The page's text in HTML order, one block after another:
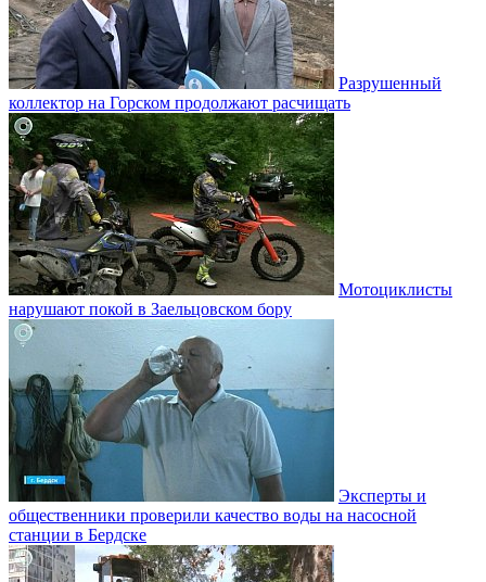
Разрушенный
коллектор на Горском продолжают расчищать
Мотоциклисты
нарушают покой в Заельцовском бору
Эксперты и
общественники проверили качество воды на насосной
станции в Бердске